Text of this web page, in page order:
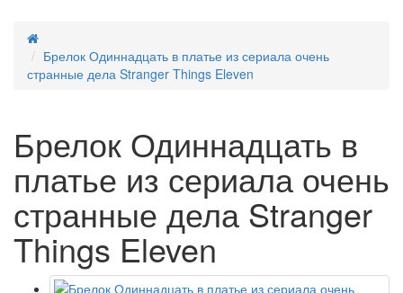
Брелок Одиннадцать в платье из сериала очень
странные дела Stranger Things Eleven
Брелок Одиннадцать в
платье из сериала очень
странные дела Stranger
Things Eleven